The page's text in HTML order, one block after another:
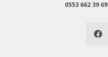
0553 662 39 69